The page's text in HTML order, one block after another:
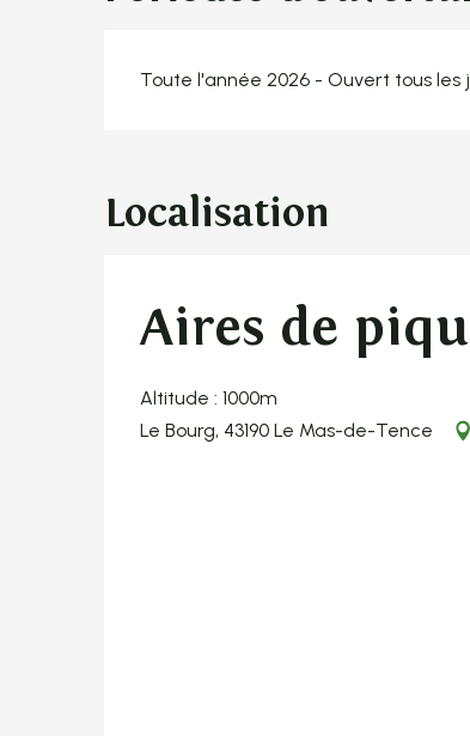
Toute l'année 2026 - Ouvert tous les
Localisation
Aires de
Altitude : 1000m
Le Bourg, 43190 Le Mas-de-Tence